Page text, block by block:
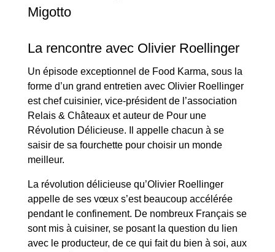
Migotto
La rencontre avec Olivier Roellinger
Un épisode exceptionnel de Food Karma, sous la
forme d’un grand entretien avec Olivier Roellinger
est chef cuisinier, vice-président de l’association
Relais & Châteaux et auteur de Pour une
Révolution Délicieuse. Il appelle chacun à se
saisir de sa fourchette pour choisir un monde
meilleur.
La révolution délicieuse qu’Olivier Roellinger
appelle de ses vœux s’est beaucoup accélérée
pendant le confinement. De nombreux Français se
sont mis à cuisiner, se posant la question du lien
avec le producteur, de ce qui fait du bien à soi, aux